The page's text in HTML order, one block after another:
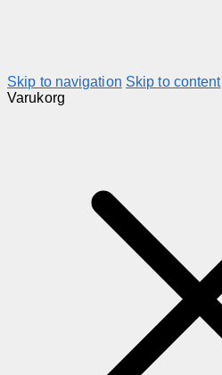
Skip to navigation Skip to content
Varukorg